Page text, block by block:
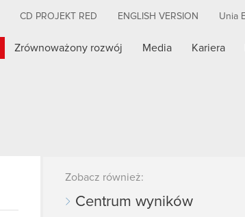
CD PROJEKT RED ENGLISH VERSION Unia
Zrównoważony rozwój Media Kariera
Zobacz również:
Centrum wyników